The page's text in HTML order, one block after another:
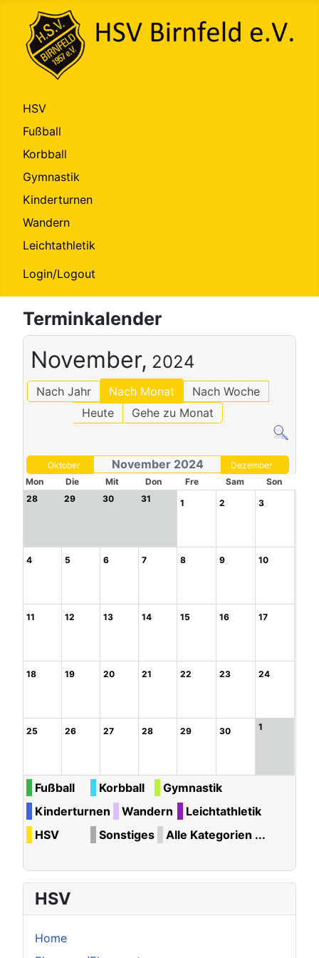
HSV
Fußball
Korbball
Gymnastik
Kinderturnen
Wandern
Leichtathletik
Login/Logout
Terminkalender
November, 2024
Nach Jahr Nach Monat
Nach Woche
Heute
Gehe zu Monat
Oktober November 2024
Dezember
Mon
Die Mit Don Fre Sam
Son
28
29 30 31 1 2 3
4 5 6 7 8 9 10
11 12 13 14 15 16 17
18 19 20 21 22 23 24
25 26 27 28 29 30 1
Fußball Korbball
Gymnastik
Kinderturnen
Wandern
Leichtathletik
HSV
Sonstiges Alle Kategorien ...
HSV
Home